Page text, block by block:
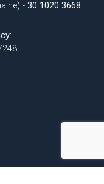
- 30 1020 3668